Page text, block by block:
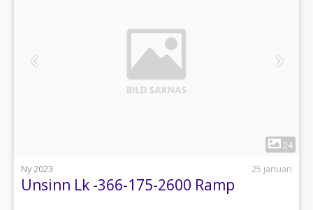
24
Ny 2023
25 januari
Unsinn Lk -366-175-2600 Ramp